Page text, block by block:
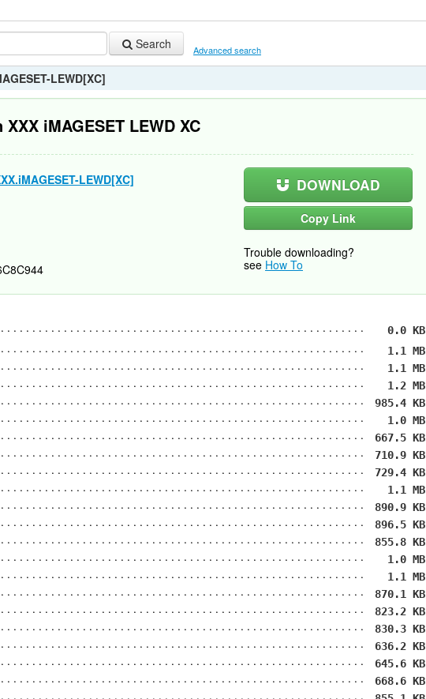
Search Advanced search
LEWD[XC]
iMAGESET LEWD XC
LEWD[XC] DOWNLOAD
Copy Link
Trouble downloading?
see How To
0.0 KB
1.1 MB
1.1 MB
1.2 MB
985.4 KB
1.0 MB
667.5 KB
710.9 KB
729.4 KB
1.1 MB
890.9 KB
896.5 KB
855.8 KB
1.0 MB
1.1 MB
870.1 KB
823.2 KB
830.3 KB
636.2 KB
645.6 KB
668.6 KB